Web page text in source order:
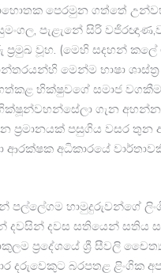
පෙරමුන ගත්තේ
පැළැනේ සිරි
වූහ. (මෙහි සදහන් කලේ
මෙන්ම භාෂා
භික්ෂුවගේ සමාජ
ගැන
පසුගිය වසර තුන
ආරක්ෂක අධිකාරයේ
පල්ලේගම හාමුදුරුවන්ගේ
දවස සතියෙන් සතිය
ප්‍රදේශයේ ශ්‍රී සීවලි
දරුවෙකුට බරපතළ ළිංගික